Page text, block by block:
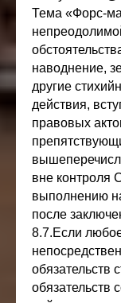
Тема «Форс-
наводнение,
другие
действия,
правовых
вне контроля
выполнению
после
8.7.Если
обязательств
обязательств